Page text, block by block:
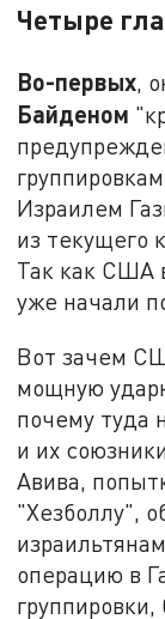
Четыре
Во-первых,
Байденом
Израилем
из текущего
Так как США
уже начали
Вот зачем
мощную
почему туда
и их
Авива,
"Хезболлу",
операцию в